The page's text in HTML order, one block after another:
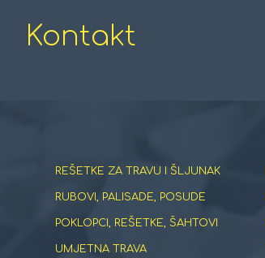
Kontakt
REŠETKE ZA TRAVU I ŠLJUNAK
RUBOVI, PALISADE, POSUDE
POKLOPCI, REŠETKE, ŠAHTOVI
UMJETNA TRAVA